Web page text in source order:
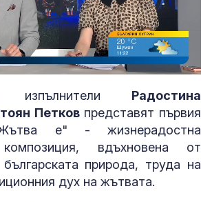
:
изпълнители Радостина
Петковпредставят първия
е" - жизнерадостна
вдъхновена от
природа, труда на
дух на жътвата.